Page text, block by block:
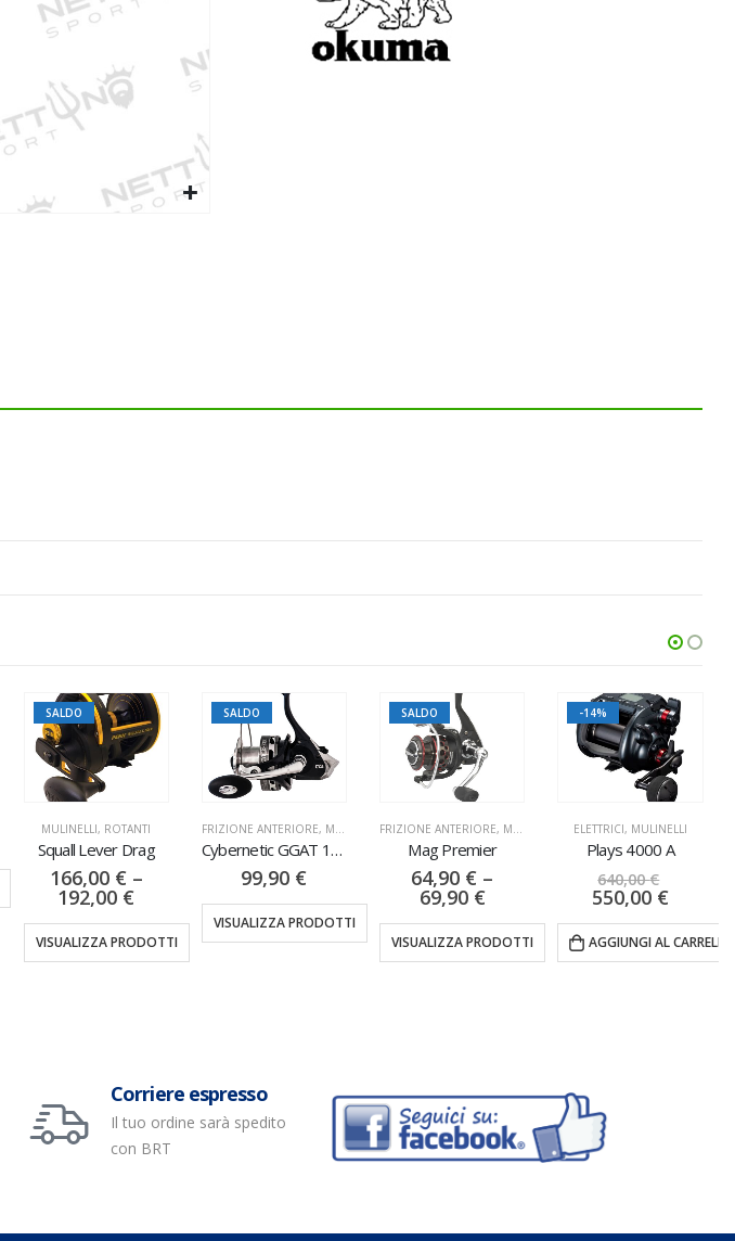
SALDO
FRIZIONE ANTERIORE,
99,90€
VISUALIZZA PRODOTTI
SALDO
FRIZIONE ANTERIORE,MULINELLI
Mag Premier
64,90 €
VISUALIZZA PRODOTTI
-14%
ELETTRICI,MULINELLI
Plays 4000 A
640,00 €
550,00
AGGIUNGI AL CARRELLO
SALDO
ECOMONICI,MULINELLI
Sienna FG
32,00€
VISUALIZZA PRODOTTI
Corriere espresso
Il tuo ordine sarà spedito
con BRT